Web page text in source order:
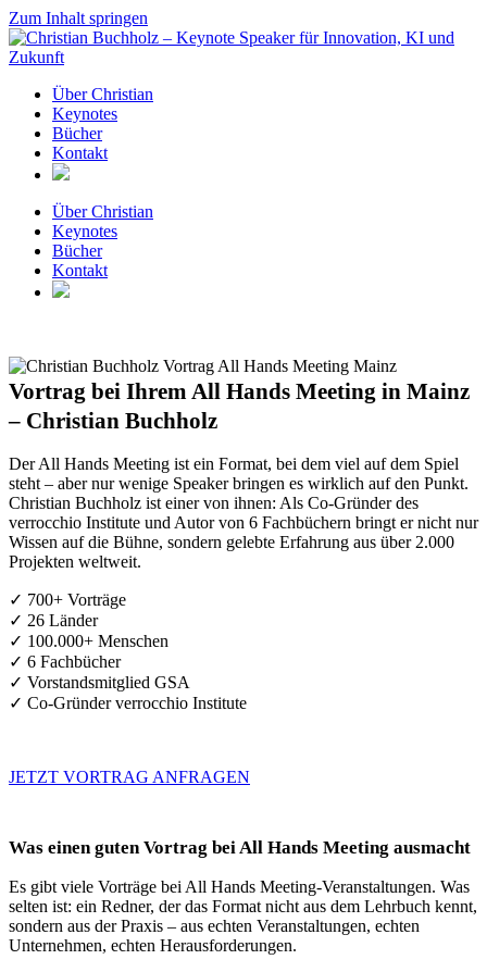
Zum Inhalt springen
Über Christian
Keynotes
Bücher
Kontakt
Über Christian
Keynotes
Bücher
Kontakt
Vortrag bei Ihrem All Hands Meeting in Mainz
– Christian Buchholz
Der All Hands Meeting ist ein Format, bei dem viel auf dem Spiel
steht – aber nur wenige Speaker bringen es wirklich auf den Punkt.
Christian Buchholz ist einer von ihnen: Als Co-Gründer des
verrocchio Institute und Autor von 6 Fachbüchern bringt er nicht nur
Wissen auf die Bühne, sondern gelebte Erfahrung aus über 2.000
Projekten weltweit.
✓ 700+ Vorträge
✓ 26 Länder
✓ 100.000+ Menschen
✓ 6 Fachbücher
✓ Vorstandsmitglied GSA
✓ Co-Gründer verrocchio Institute
JETZT VORTRAG ANFRAGEN
Was einen guten Vortrag bei All Hands Meeting ausmacht
Es gibt viele Vorträge bei All Hands Meeting-Veranstaltungen. Was
selten ist: ein Redner, der das Format nicht aus dem Lehrbuch kennt,
sondern aus der Praxis – aus echten Veranstaltungen, echten
Unternehmen, echten Herausforderungen.